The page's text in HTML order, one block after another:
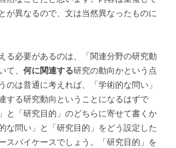
が異なるので、文は当然異なったものに
る必要があるのは、「関連分野の研究動
、 何に関連する研究の動向かという点
のは普通に考えれば、「学術的な問い」
する研究動向ということになるはずで
と「研究目的」のどちらに寄せて書くか
な問い」と「研究目的」をどう設定した
スバイケースでしょう。「研究目的」を